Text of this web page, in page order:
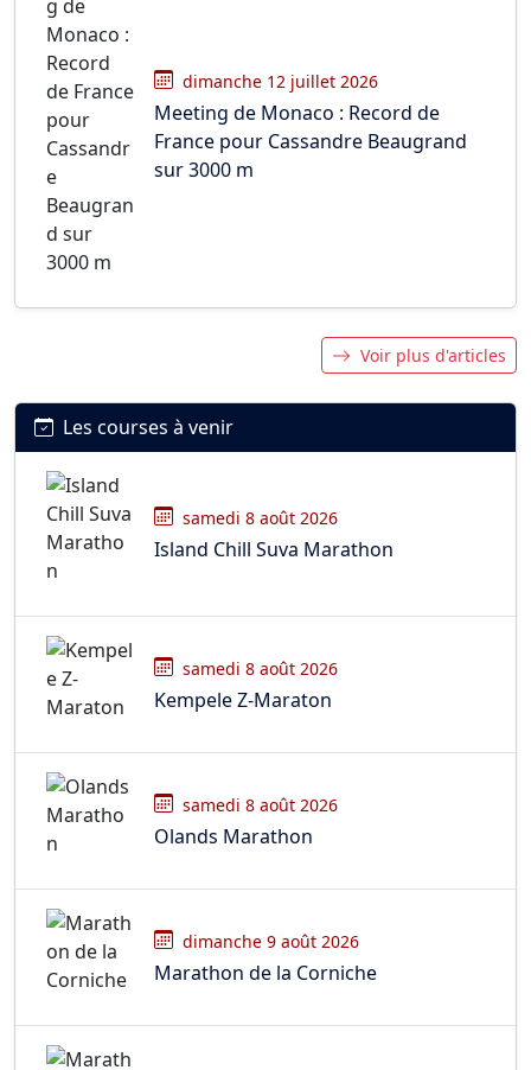
dimanche 12 juillet 2026
Meeting de Monaco : Record de
France pour Cassandre Beaugrand
sur 3000 m
Voir plus d'articles
Les courses à venir
samedi 8 août 2026
Island Chill Suva Marathon
samedi 8 août 2026
Kempele Z-Maraton
samedi 8 août 2026
Olands Marathon
dimanche 9 août 2026
Marathon de la Corniche